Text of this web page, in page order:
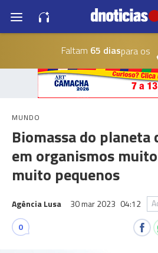
Faltam 65 diaspara os
MUNDO
Biomassa do planeta
em organismos
muito pequenos
Agência Lusa 30 mar 2023 04:12
0